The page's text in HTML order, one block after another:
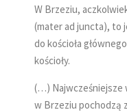
W Brzeziu,
(mater ad juncta), to
do kościoła
kościoły.
(…) Najwcześniejsze
w Brzeziu pochodzą